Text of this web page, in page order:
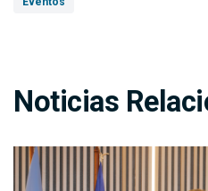
Noticias